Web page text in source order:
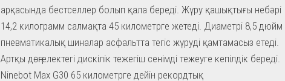
арқасында бестселлер болып қала береді. Жүру қашықтығы небәрі
14,2 килограмм салмақта 45 километрге жетеді. Диаметрі 8,5 дюйм
пневматикалық шиналар асфальтта тегіс жүруді қамтамасыз етеді.
Артқы дөңгелектегі дискілік тежегіш сенімді тежеуге кепілдік береді.
Ninebot Max G30 65 километрге дейін рекордтық